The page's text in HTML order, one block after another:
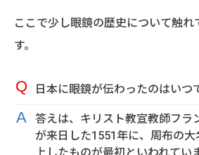
ここで少し眼鏡の歴史について触れ
す。
日本に眼鏡が伝わったのはいつ
答えは、キリスト教宣教師フラ
が来日した1551年に、周布の